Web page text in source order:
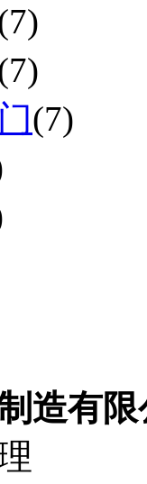
7)
7)
(7)
造有限